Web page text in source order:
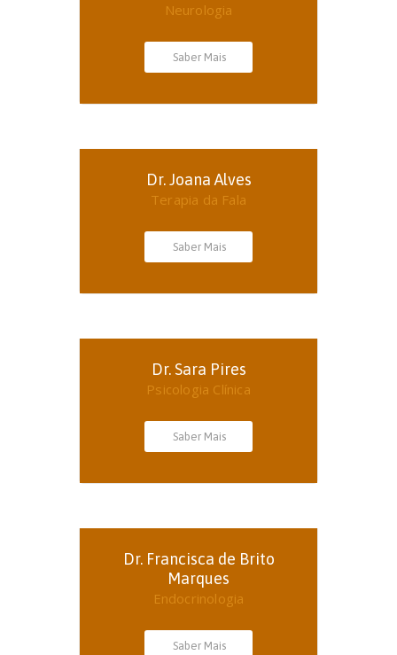
Neurologia
Saber Mais
Dr. Joana Alves
Terapia da Fala
Saber Mais
Dr. Sara Pires
Psicologia Clínica
Saber Mais
Dr. Francisca de Brito
Marques
Endocrinologia
Saber Mais